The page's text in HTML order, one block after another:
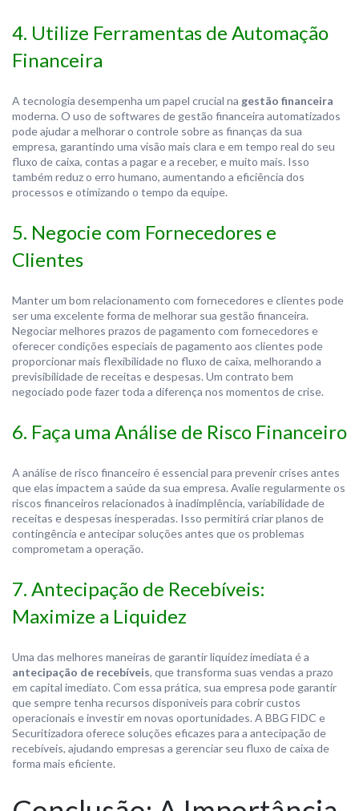
4. Utilize Ferramentas de Automação
Financeira
A tecnologia desempenha um papel crucial na gestão financeira
moderna. O uso de softwares de gestão financeira automatizados
pode ajudar a melhorar o controle sobre as finanças da sua
empresa, garantindo uma visão mais clara e em tempo real do seu
fluxo de caixa, contas a pagar e a receber, e muito mais. Isso
também reduz o erro humano, aumentando a eficiência dos
processos e otimizando o tempo da equipe.
5. Negocie com Fornecedores e
Clientes
Manter um bom relacionamento com fornecedores e clientes pode
ser uma excelente forma de melhorar sua gestão financeira.
Negociar melhores prazos de pagamento com fornecedores e
oferecer condições especiais de pagamento aos clientes pode
proporcionar mais flexibilidade no fluxo de caixa, melhorando a
previsibilidade de receitas e despesas. Um contrato bem
negociado pode fazer toda a diferença nos momentos de crise.
6. Faça uma Análise de Risco Financeiro
A análise de risco financeiro é essencial para prevenir crises antes
que elas impactem a saúde da sua empresa. Avalie regularmente os
riscos financeiros relacionados à inadimplência, variabilidade de
receitas e despesas inesperadas. Isso permitirá criar planos de
contingência e antecipar soluções antes que os problemas
comprometam a operação.
7. Antecipação de Recebíveis:
Maximize a Liquidez
Uma das melhores maneiras de garantir liquidez imediata é a
antecipação de recebíveis, que transforma suas vendas a prazo
em capital imediato. Com essa prática, sua empresa pode garantir
que sempre tenha recursos disponíveis para cobrir custos
operacionais e investir em novas oportunidades. A BBG FIDC e
Securitizadora oferece soluções eficazes para a antecipação de
recebíveis, ajudando empresas a gerenciar seu fluxo de caixa de
forma mais eficiente.